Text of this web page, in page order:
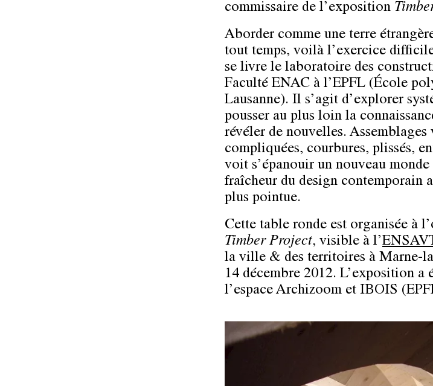
commissaire de l’exposition
Aborder comme une terre
tout temps, voilà l’exercice
se livre le laboratoire des
Faculté ENAC à l’EPFL (École
Lausanne). Il s’agit d’explorer
pousser au plus loin la
révéler de nouvelles.
compliquées, courbures, plissés,
voit s’épanouir un nouveau
fraîcheur du design contemporain
plus pointue.
Cette table ronde est organisée à
Timber Project, visible à l’
la ville & des territoires à Marne-
14 décembre 2012. L’exposition a
l’espace Archizoom et IBOIS